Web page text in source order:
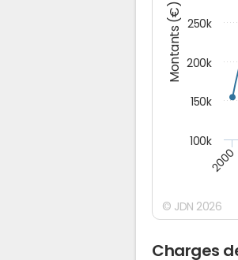
Montants (€)
2000
100k
150k
200k
250k
© JDN 2026
Charges